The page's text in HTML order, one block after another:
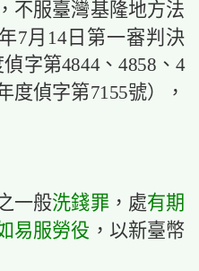
不服臺灣基隆地方法
7月14日第一審判決
字第4844、4858、4
度偵字第7155號），
一般洗錢罪，處有期
易服勞役 ，以新臺幣